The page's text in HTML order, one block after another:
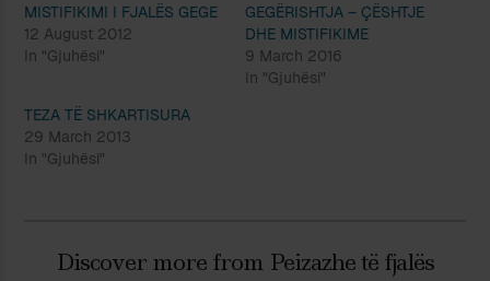
MISTIFIKIMI I FJALËS GEGE
12 August 2012
In "Gjuhësi"
GEGËRISHTJA – ÇËSHTJE
DHE MISTIFIKIME
9 March 2016
In "Gjuhësi"
TEZA TË SHKARTISURA
29 March 2013
In "Gjuhësi"
Discover more from Peizazhe të fjalës